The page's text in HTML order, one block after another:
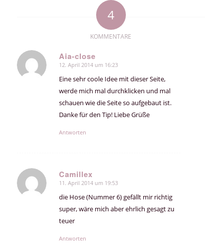
4
KOMMENTARE
Aia-close
sagte:
12. April 2014 um 16:23
Eine sehr coole Idee mit dieser Seite,
werde mich mal durchklicken und mal
schauen wie die Seite so aufgebaut ist.
Danke für den Tip! Liebe Grüße
Antworten
Camillex
sagte:
11. April 2014 um 19:53
die Hose (Nummer 6) gefällt mir richtig
super, wäre mich aber ehrlich gesagt zu
teuer
Antworten